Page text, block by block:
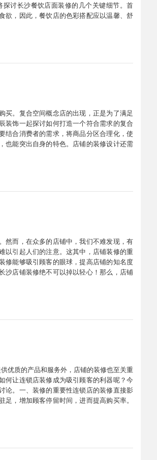
讨长沙餐饮店面装修的几个关键细节。首
欲，因此，餐饮店的色彩搭配应以温馨、舒
买。复合空间概念店的出现，正是为了满足
装饰一起探讨如何打造一个符合需求的复合
结合消费者的需求，将商品分区合理化，使
也能突出自身的特色。店铺的装修设计还需
然而，在众多的店铺中，我们不难发现，有
以引起人们的注意。这其中，店铺装修的重
修能够吸引顾客的眼球，提高店铺的知名度
沙店铺装修绝不可以掉以轻心！那么，店铺
优质的产品和服务外，店铺的装修也至关重
何让连锁店装修成为吸引顾客的利器呢？今
论。一、装修的重要性连锁店的装修直接影
，增加顾客停留时间，进而提高购买率。